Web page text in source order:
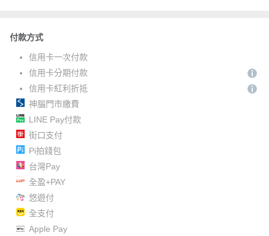
付款方式
信用卡一次付款
信用卡分期付款
信用卡紅利折抵
神腦門市繳費
LINE Pay付款
街口支付
Pi拍錢包
台灣Pay
全盈+PAY
悠遊付
全支付
Apple Pay